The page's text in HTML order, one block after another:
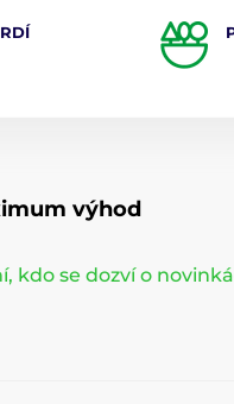
výhod
kdo se dozví o